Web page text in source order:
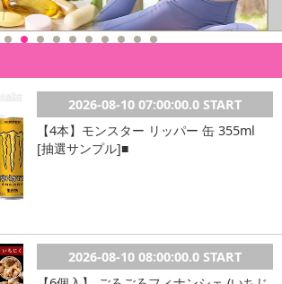
こちらの情報は2026-07-09 14:13:35.0での情報となります。
2026-08-10 07:00:00.0 START
【4本】モンスター リッパー 缶 355ml
[抽選サンプル]■
2026-08-10 08:00:00.0 START